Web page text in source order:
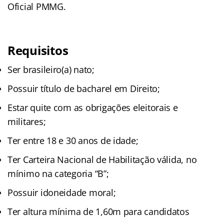
Oficial PMMG.
Requisitos
Ser brasileiro(a) nato;
Possuir título de bacharel em Direito;
Estar quite com as obrigações eleitorais e
militares;
Ter entre 18 e 30 anos de idade;
Ter Carteira Nacional de Habilitação válida, no
mínimo na categoria “B”;
Possuir idoneidade moral;
Ter altura mínima de 1,60m para candidatos